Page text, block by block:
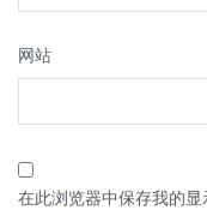
网站
在此浏览器中保存我的